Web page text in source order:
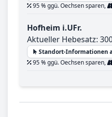
95 % ggü. Oechsen sparen,
Hofheim i.UFr.
Aktueller Hebesatz:
Standort-Informationen
95 % ggü. Oechsen sparen,